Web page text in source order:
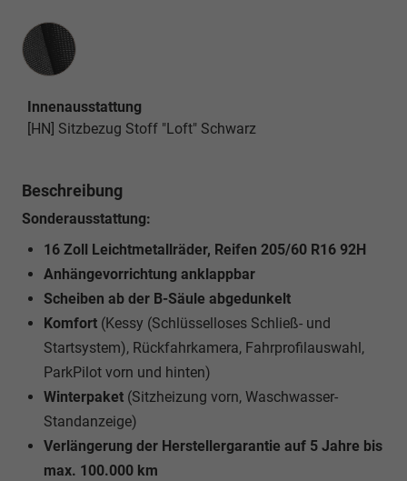
Innenausstattung
Innenausstattung
[HN] Sitzbezug Stoff "Loft" Schwarz
Beschreibung
Sonderausstattung:
16 Zoll Leichtmetallräder, Reifen 205/60 R16 92H
Anhängevorrichtung anklappbar
Scheiben ab der B-Säule abgedunkelt
Komfort (Kessy (Schlüsselloses Schließ- und
Startsystem), Rückfahrkamera, Fahrprofilauswahl,
ParkPilot vorn und hinten)
Winterpaket (Sitzheizung vorn, Waschwasser-
Standanzeige)
Verlängerung der Herstellergarantie auf 5 Jahre bis
max. 100.000 km